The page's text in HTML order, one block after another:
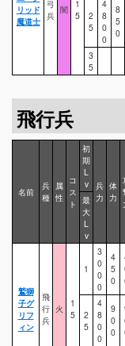
リッド
魔道士
弓
兵
闇
1
5
2
5
4
8
0
0
8
5
0
3
5
飛行兵
名前
兵
種
属
性
コ
ス
ト
初
期
L
v
兵
力
体
力
最
大
L
v
鷲獅
子グ
リフ
ィン
飛
行
兵
火
1
5
1
3
0
0
0
4
5
0
2
5
4
8
0
0
9
0
0